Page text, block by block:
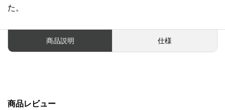
た。
商品説明 仕様
商品レビュー